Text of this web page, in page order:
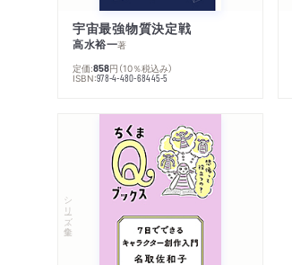
宇宙最強物質決定戦
高水裕一著
定価:858円 （10％税込み）
ISBN:978-4-480-68445-5
シリーズ・全集